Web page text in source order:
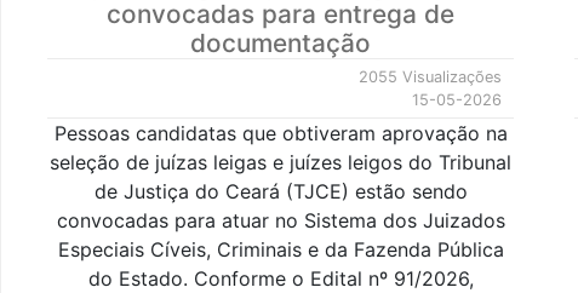
convocadas para entrega de
documentação
2055 Visualizações
15-05-2026
Pessoas candidatas que obtiveram aprovação na
seleção de juízas leigas e juízes leigos do Tribunal
de Justiça do Ceará (TJCE) estão sendo
convocadas para atuar no Sistema dos Juizados
Especiais Cíveis, Criminais e da Fazenda Pública
do Estado. Conforme o Edital nº 91/2026,